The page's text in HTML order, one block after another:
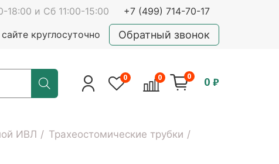
18:00 и Сб 11:00-15:00 +7 (499) 714-70-17
круглосуточно Обратный звонок
0 0 0 0 ₽
ИВЛ
Трахеостомические трубки